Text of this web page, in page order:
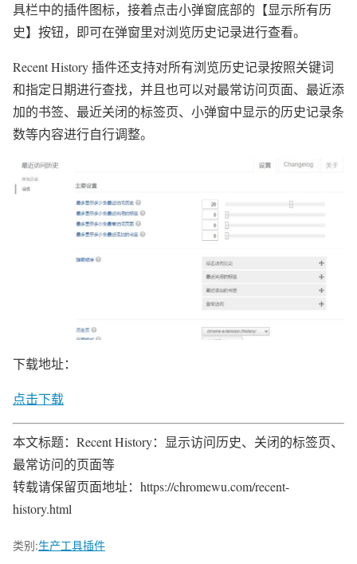
具栏中的插件图标，接着点击小弹窗底部的【显示所有历
史】按钮，即可在弹窗里对浏览历史记录进行查看。
Recent History 插件还支持对所有浏览历史记录按照关键词
和指定日期进行查找，并且也可以对最常访问页面、最近添
加的书签、最近关闭的标签页、小弹窗中显示的历史记录条
数等内容进行自行调整。
下载地址：
点击下载
本文标题：Recent History：显示访问历史、关闭的标签页、
最常访问的页面等
转载请保留页面地址：https://chromewu.com/recent-
history.html
类别:生产工具插件